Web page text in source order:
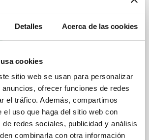
Detalles Acerca de las cookies
cookies
sitio web se usan para personalizar
ofrecer funciones de redes
el tráfico. Además, compartimos
el uso que haga del sitio web con
de redes sociales, publicidad y análisis
combinarla con otra información
de cabecera formado por válvula de
de aire, racor don doble conexión
y tapón.
de by-pass diferencial con calibración
de 20 kPa (2000 mm c.a.) con tubo
de soportes de fijación de acero para
de las series 662 y 664.
Expandir